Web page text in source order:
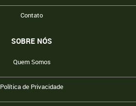
Contato
SOBRE NÓS
Quem Somos
Política de Privacidade